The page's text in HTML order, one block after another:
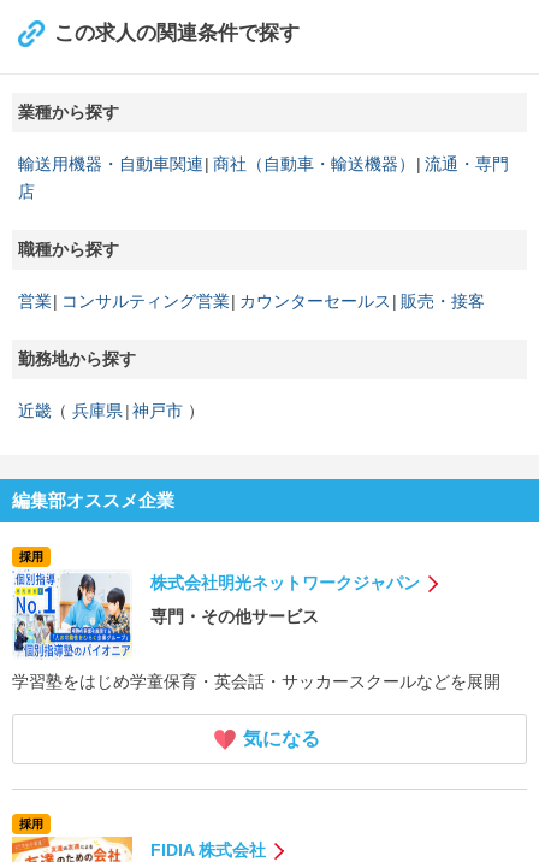
この求人の関連条件で探す
業種から探す
輸送用機器・自動車関連 商社（自動車・輸送機器）
流通・専門
店
職種から探す
営業 コンサルティング営業 カウンターセールス 販売・接客
勤務地から探す
近畿 兵庫県 神戸市
編集部オススメ企業
採用
株式会社明光ネットワークジャパン
専門・その他サービス
学習塾をはじめ学童保育・英会話・サッカースクールなどを展開
気になる
採用
FIDIA 株式会社